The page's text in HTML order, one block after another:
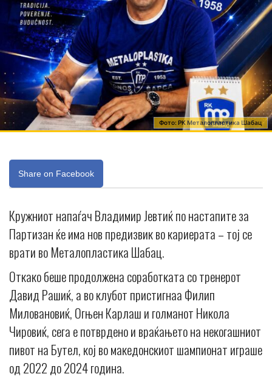
Фото: РК Металопластика Шабац
Share on Facebook
Кружниот напаѓач Владимир Јевтиќ по настапите за
Партизан ќе има нов предизвик во кариерата – тој се
врати во Металопластика Шабац.
Откако беше продолжена соработката со тренерот
Давид Рашиќ, а во клубот пристигнаа Филип
Миловановиќ, Огњен Карлаш и голманот Никола
Чировиќ, сега е потврдено и враќањето на некогашниот
пивот на Бутел, кој во македонскиот шампионат играше
од 2022 до 2024 година.